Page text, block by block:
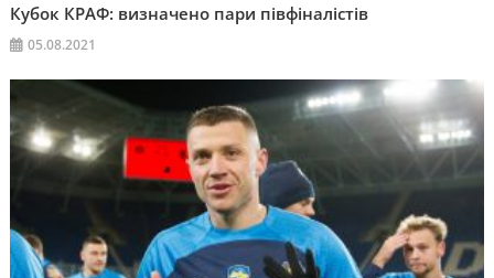
Кубок КРАФ: визначено пари півфіналістів
05.08.2021